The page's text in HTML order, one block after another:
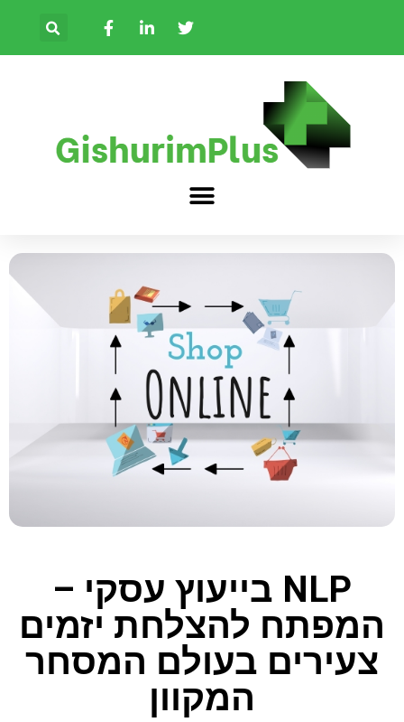
NLP בייעוץ עסקי –
המפתח להצלחת יזמים
צעירים בעולם המסחר
המקוון